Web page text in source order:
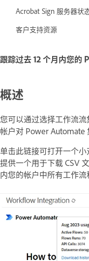
Acrobat Sign 服务器状
客户支持资源
跟踪过去 12 个月内您的
概述
您可以通过选择工作流
帐户对 Power Automate
单击此链接可打开一个
提供一个用于下载 CSV
内您的帐户中所有工作流